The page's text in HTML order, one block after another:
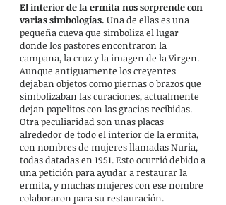
El interior de la ermita nos sorprende con
varias simbologías. Una de ellas es una
pequeña cueva que simboliza el lugar
donde los pastores encontraron la
campana, la cruz y la imagen de la Virgen.
Aunque antiguamente los creyentes
dejaban objetos como piernas o brazos que
simbolizaban las curaciones, actualmente
dejan papelitos con las gracias recibidas.
Otra peculiaridad son unas placas
alrededor de todo el interior de la ermita,
con nombres de mujeres llamadas Nuria,
todas datadas en 1951. Esto ocurrió debido a
una petición para ayudar a restaurar la
ermita, y muchas mujeres con ese nombre
colaboraron para su restauración.